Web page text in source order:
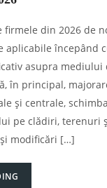
firmele din 2026 de
aplicabile începând
asupra mediului
în principal,
și centrale,
pe clădiri, terenuri
modificări […]